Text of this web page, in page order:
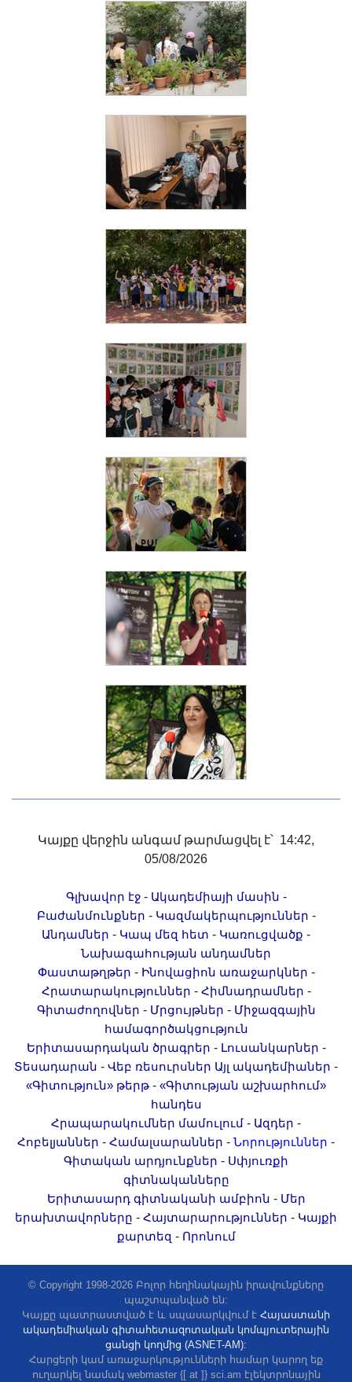
Կայքը վերջին անգամ թարմացվել է՝ 14:42,
05/08/2026
Գլխավոր էջ- Ակադեմիայի մասին -
Բաժանմունքներ - Կազմակերպություններ -
Անդամներ - Կապ մեզ հետ - Կառուցվածք -
Նախագահության անդամներ
Փաստաթղթեր - Ինովացիոն առաջարկներ -
Հրատարակություններ - Հիմնադրամներ -
Գիտաժողովներ - Մրցույթներ - Միջազգային
համագործակցություն
Երիտասարդական ծրագրեր - Լուսանկարներ -
Տեսադարան - Վեբ ռեսուրսներ Այլ ակադեմիաներ -
«Գիտություն» թերթ - «Գիտության աշխարհում»
հանդես
Հրապարակումներ մամուլում - Ազդեր -
Հոբելյաններ - Համալսարաններ - Նորություններ -
Գիտական արդյունքներ - Սփյուռքի
գիտնականները
Երիտասարդ գիտնականի ամբիոն - Մեր
երախտավորները - Հայտարարություններ - Կայքի
քարտեզ - Որոնում
© Copyright 1998-2026 Բոլոր հեղինակային իրավունքները
պաշտպանված են:
Կայքը պատրաստված է և սպասարկվում է Հայաստանի
ակադեմիական գիտահետազոտական կոմպյուտերային
ցանցի կողմից (ASNET-AM):
Հարցերի կամ առաջարկությունների համար կարող եք
ուղարկել նամակ webmaster {[ at ]} sci.am էլեկտրոնային